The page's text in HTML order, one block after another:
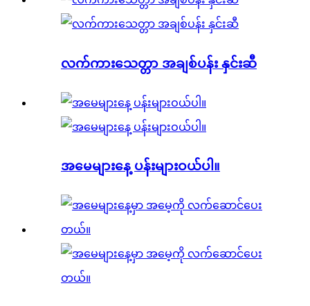
လက်ကားသေတ္တာ အချစ်ပန်း နှင်းဆီ
အမေများနေ့ ပန်းများဝယ်ပါ။